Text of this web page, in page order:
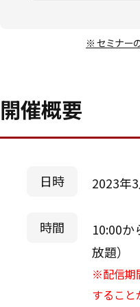
※ セミナー
開催概要
日時 2023年3
時間
10:00か
放題）
※配信期
すること